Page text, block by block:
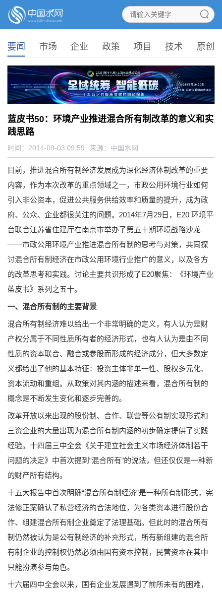
要闻 市场 企业 政策 项目 技术 原创
蓝皮书50：环境产业推进混合所有制改革的意义和实
践思路
时间：2014-09-03 09:59 来源： 中国水网
目前，推进混合所有制经济发展成为深化经济体制改革的重要
内容，作为本次改革的重点领域之一，市政公用环境行业如何
引入非公资本，促进公共服务供给效率和质量的提升，成为政
府、公众、企业都很关注的问题。2014年7月29日，E20 环境平
台联合江苏省住建厅在南京市举办了第五十期环境战略沙龙
——市政公用环境产业推进混合所有制的思考与对策，共同探
讨混合所有制经济在市政公用环境行业推广的意义，以及各方
的改革思考和实践。讨论主要共识形成了E20聚焦：《环境产业
蓝皮书》系列之五十。
一、混合所有制的主要背景
混合所有制经济难以给出一个非常明确的定义，有人认为是财
产权分属于不同性质所有者的经济形式，也有人认为是由不同
性质的资本联合、融合或参股而形成的经济成分，但大多数定
义都给出了他的基本特征：投资主体非单一性、股权多元化、
资本流动和重组。从政策对其内涵的描述来看，混合所有制的
概念是不断发生变化和逐步完善的。
改革开放以来出现的股份制、合作、联营等公有制实现形式和
三资企业的大量出现为混合所有制内涵的初步确定提供了实践
经验。十四届三中全会《关于建立社会主义市场经济体制若干
问题的决定》中首次提到“混合所有”的说法，但还仅仅是一种新
的财产所有结构。
十五大报告中首次明确“混合所有制经济”是一种所有制形式，宪
法修正案确认了私营经济的合法地位，为各类资本进行股份合
作、组建混合所有制企业奠定了法理基础。但此时的混合所有
制仍然被认为是公有制经济的补充形式，所有新组建的混合所
有制企业的控制权仍然必须由国有资本控制，民营资本在其中
只能扮演参与角色。
十六届四中全会以来，国有企业发展遇到了前所未有的困难，